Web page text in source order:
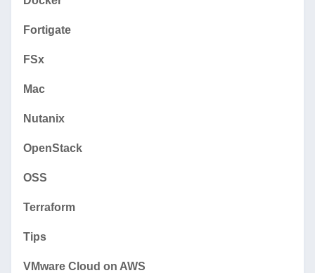
Fortigate
FSx
Mac
Nutanix
OpenStack
OSS
Terraform
Tips
VMware Cloud on AWS